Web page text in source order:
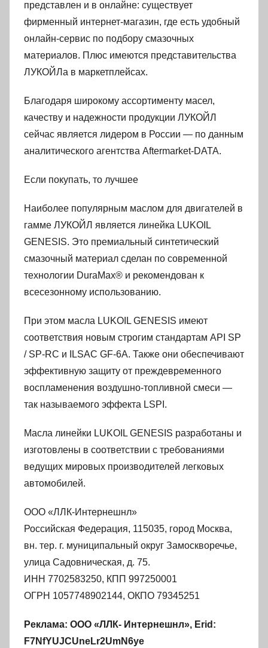
представлен и в онлайне: существует
фирменный интернет-магазин, где есть удобный
онлайн-сервис по подбору смазочных
материалов. Плюс имеются представительства
ЛУКОЙЛа в маркетплейсах.
Благодаря широкому ассортименту масел,
качеству и надежности продукции ЛУКОЙЛ
сейчас является лидером в России — по данным
аналитического агентства Aftermarket-DATA.
Если покупать, то лучшее
Наиболее популярным маслом для двигателей в
гамме ЛУКОЙЛ является линейка LUKOIL
GENESIS. Это премиальный синтетический
смазочный материал сделан по современной
технологии DuraMax® и рекомендован к
всесезонному использованию.
При этом масла LUKOIL GENESIS имеют
соответствия новым строгим стандартам API SP
/ SP-RC и ILSAC GF-6A. Также они обеспечивают
эффективную защиту от преждевременного
воспламенения воздушно-топливной смеси —
так называемого эффекта LSPI.
Масла линейки LUKOIL GENESIS разработаны и
изготовлены в соответствии с требованиями
ведущих мировых производителей легковых
автомобилей.
ООО «ЛЛК-Интернешнл»
Российская Федерация, 115035, город Москва,
вн. тер. г. муниципальный округ Замоскворечье,
улица Садовническая, д. 75.
ИНН 7702583250, КПП 997250001
ОГРН 1057748902144, ОКПО 79345251
Реклама: ООО «ЛЛК- Интернешнл», Erid:
F7NfYUJCUneLr2UmN6ye